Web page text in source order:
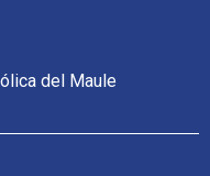
del Maule